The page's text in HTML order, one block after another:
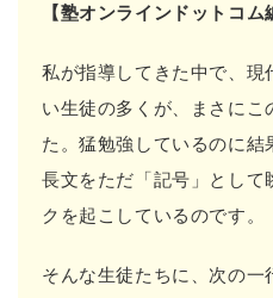
【塾オンラインドットコム
私が指導してきた中で、現
い生徒の多くが、まさにこ
た。猛勉強しているのに
長文をただ「記号」として
クを起こしているのです。
そんな生徒たちに、次の一